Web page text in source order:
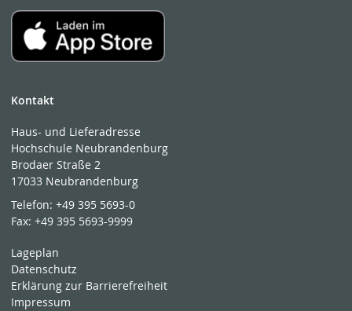
Kontakt
Haus- und Lieferadresse
Hochschule Neubrandenburg
Brodaer Straße 2
17033 Neubrandenburg
Telefon:+49 395 5693-0
Fax:+49 395 5693-9999
Lageplan
Datenschutz
Erklärung zur Barrierefreiheit
Impressum